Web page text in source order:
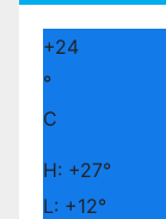
+24
°
C
H: +27°
L: +12°